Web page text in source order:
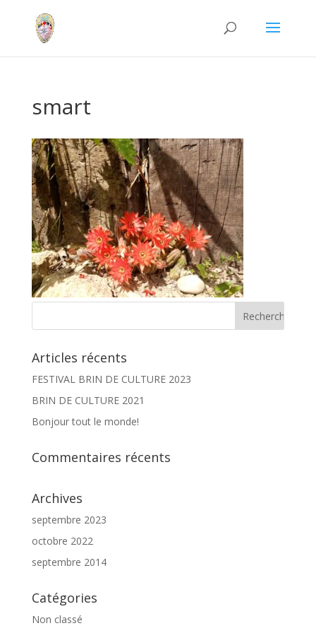
smart
Articles récents
FESTIVAL BRIN DE CULTURE 2023
BRIN DE CULTURE 2021
Bonjour tout le monde!
Commentaires récents
Archives
septembre 2023
octobre 2022
septembre 2014
Catégories
Non classé